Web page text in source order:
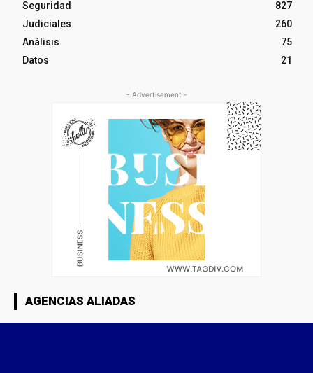
Seguridad
827
Judiciales
260
Análisis
75
Datos
21
- Advertisement -
AGENCIAS ALIADAS